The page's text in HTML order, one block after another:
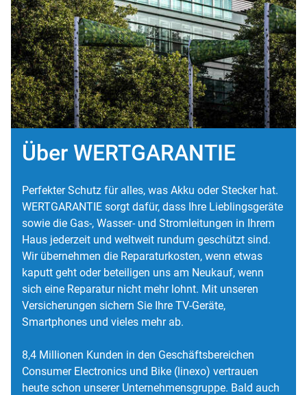
Über WERTGARANTIE
Perfekter Schutz für alles, was Akku oder Stecker hat.
WERTGARANTIE sorgt dafür, dass Ihre Lieblingsgeräte
sowie die Gas-, Wasser- und Stromleitungen in Ihrem
Haus jederzeit und weltweit rundum geschützt sind.
Wir übernehmen die Reparaturkosten, wenn etwas
kaputt geht oder beteiligen uns am Neukauf, wenn
sich eine Reparatur nicht mehr lohnt. Mit unseren
Versicherungen sichern Sie Ihre TV-Geräte,
Smartphones und vieles mehr ab.
8,4 Millionen Kunden in den Geschäftsbereichen
Consumer Electronics und Bike (linexo) vertrauen
heute schon unserer Unternehmensgruppe. Bald auch